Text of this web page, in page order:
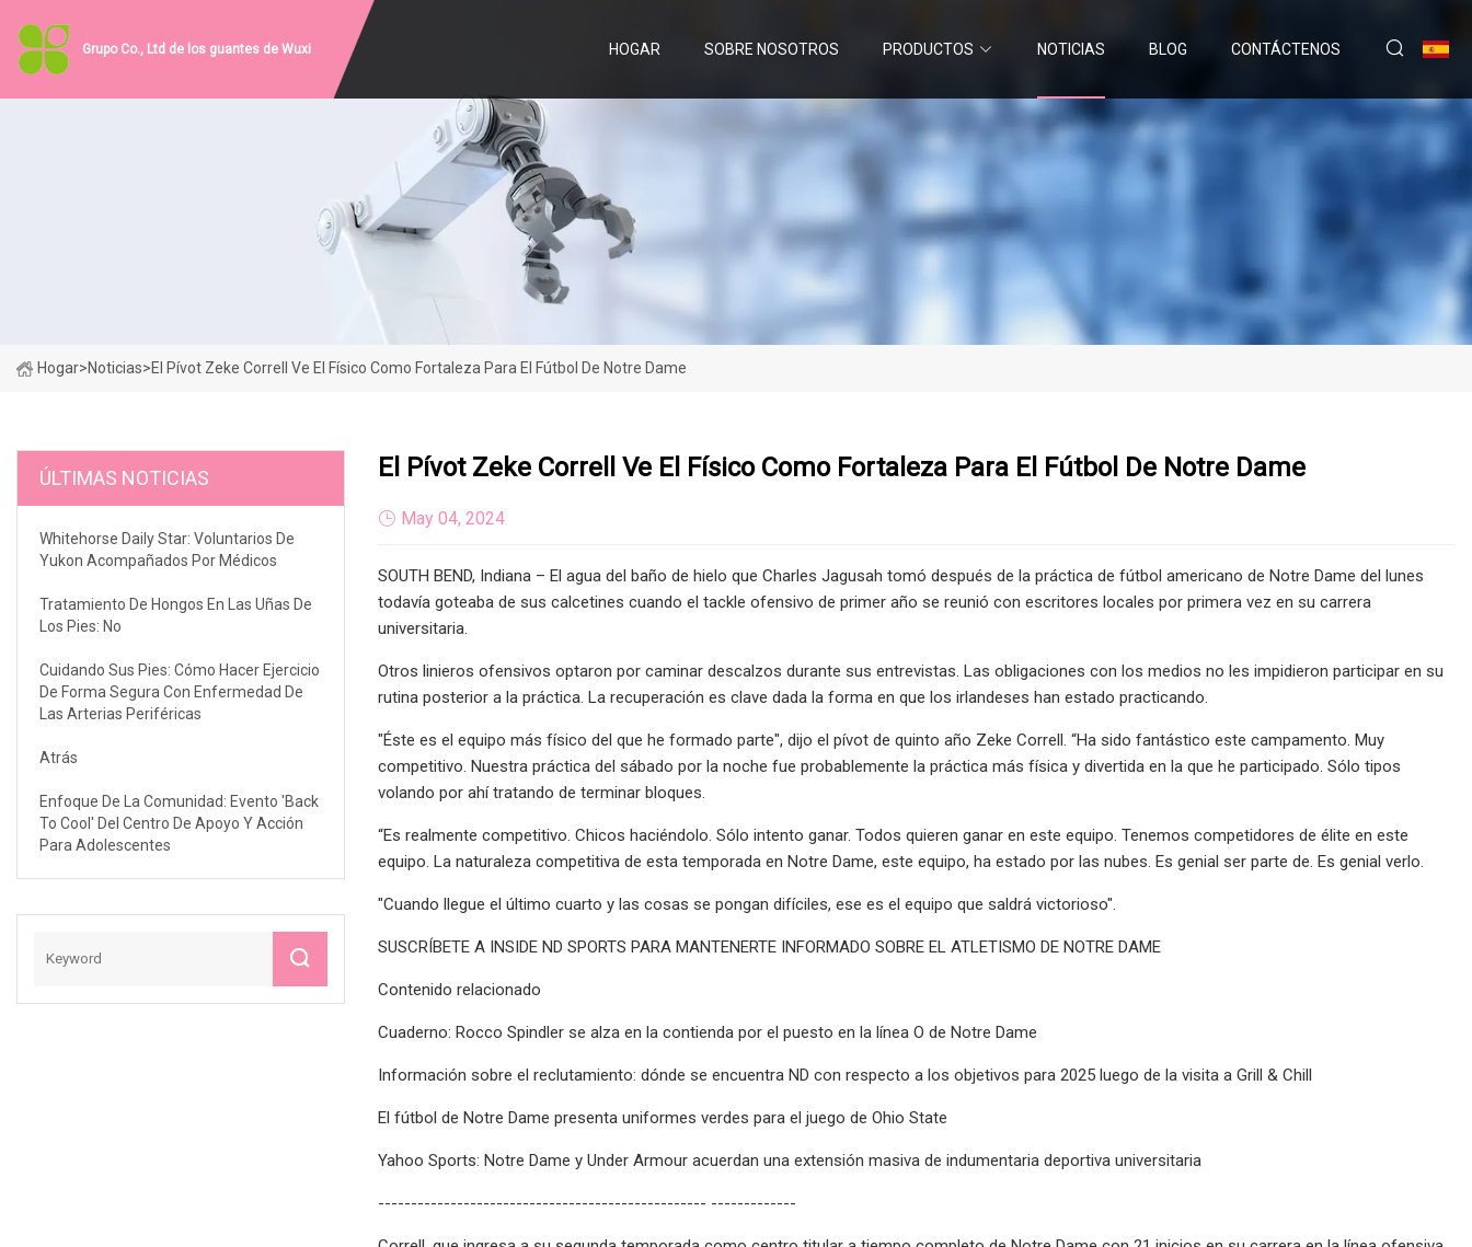
Grupo Co., Ltd de los guantes de Wuxi HOGAR SOBRE NOSOTROS PRODUCTOS NOTICIAS BLOG CONTÁCTENOS
Hogar>Noticias>El Pívot Zeke Correll Ve El Físico Como Fortaleza Para El Fútbol De Notre Dame
ÚLTIMAS NOTICIAS
Whitehorse Daily Star: Voluntarios De
Yukon Acompañados Por Médicos
Tratamiento De Hongos En Las Uñas De
Los Pies: No
Cuidando Sus Pies: Cómo Hacer Ejercicio
De Forma Segura Con Enfermedad De
Las Arterias Periféricas
Atrás
Enfoque De La Comunidad: Evento 'Back
To Cool' Del Centro De Apoyo Y Acción
Para Adolescentes
El Pívot Zeke Correll Ve El Físico Como Fortaleza Para El Fútbol De Notre Dame
May 04, 2024
SOUTH BEND, Indiana – El agua del baño de hielo que Charles Jagusah tomó después de la práctica de fútbol americano de Notre Dame del lunes
todavía goteaba de sus calcetines cuando el tackle ofensivo de primer año se reunió con escritores locales por primera vez en su carrera
universitaria.
Otros linieros ofensivos optaron por caminar descalzos durante sus entrevistas. Las obligaciones con los medios no les impidieron participar en su
rutina posterior a la práctica. La recuperación es clave dada la forma en que los irlandeses han estado practicando.
"Éste es el equipo más físico del que he formado parte", dijo el pívot de quinto año Zeke Correll. “Ha sido fantástico este campamento. Muy
competitivo. Nuestra práctica del sábado por la noche fue probablemente la práctica más física y divertida en la que he participado. Sólo tipos
volando por ahí tratando de terminar bloques.
“Es realmente competitivo. Chicos haciéndolo. Sólo intento ganar. Todos quieren ganar en este equipo. Tenemos competidores de élite en este
equipo. La naturaleza competitiva de esta temporada en Notre Dame, este equipo, ha estado por las nubes. Es genial ser parte de. Es genial verlo.
"Cuando llegue el último cuarto y las cosas se pongan difíciles, ese es el equipo que saldrá victorioso".
SUSCRÍBETE A INSIDE ND SPORTS PARA MANTENERTE INFORMADO SOBRE EL ATLETISMO DE NOTRE DAME
Contenido relacionado
Cuaderno: Rocco Spindler se alza en la contienda por el puesto en la línea O de Notre Dame
Información sobre el reclutamiento: dónde se encuentra ND con respecto a los objetivos para 2025 luego de la visita a Grill & Chill
El fútbol de Notre Dame presenta uniformes verdes para el juego de Ohio State
Yahoo Sports: Notre Dame y Under Armour acuerdan una extensión masiva de indumentaria deportiva universitaria
-------------------------------------------------- -------------